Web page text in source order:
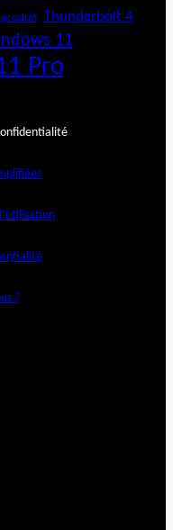
produit Thunderbolt 4
11
Pro
?